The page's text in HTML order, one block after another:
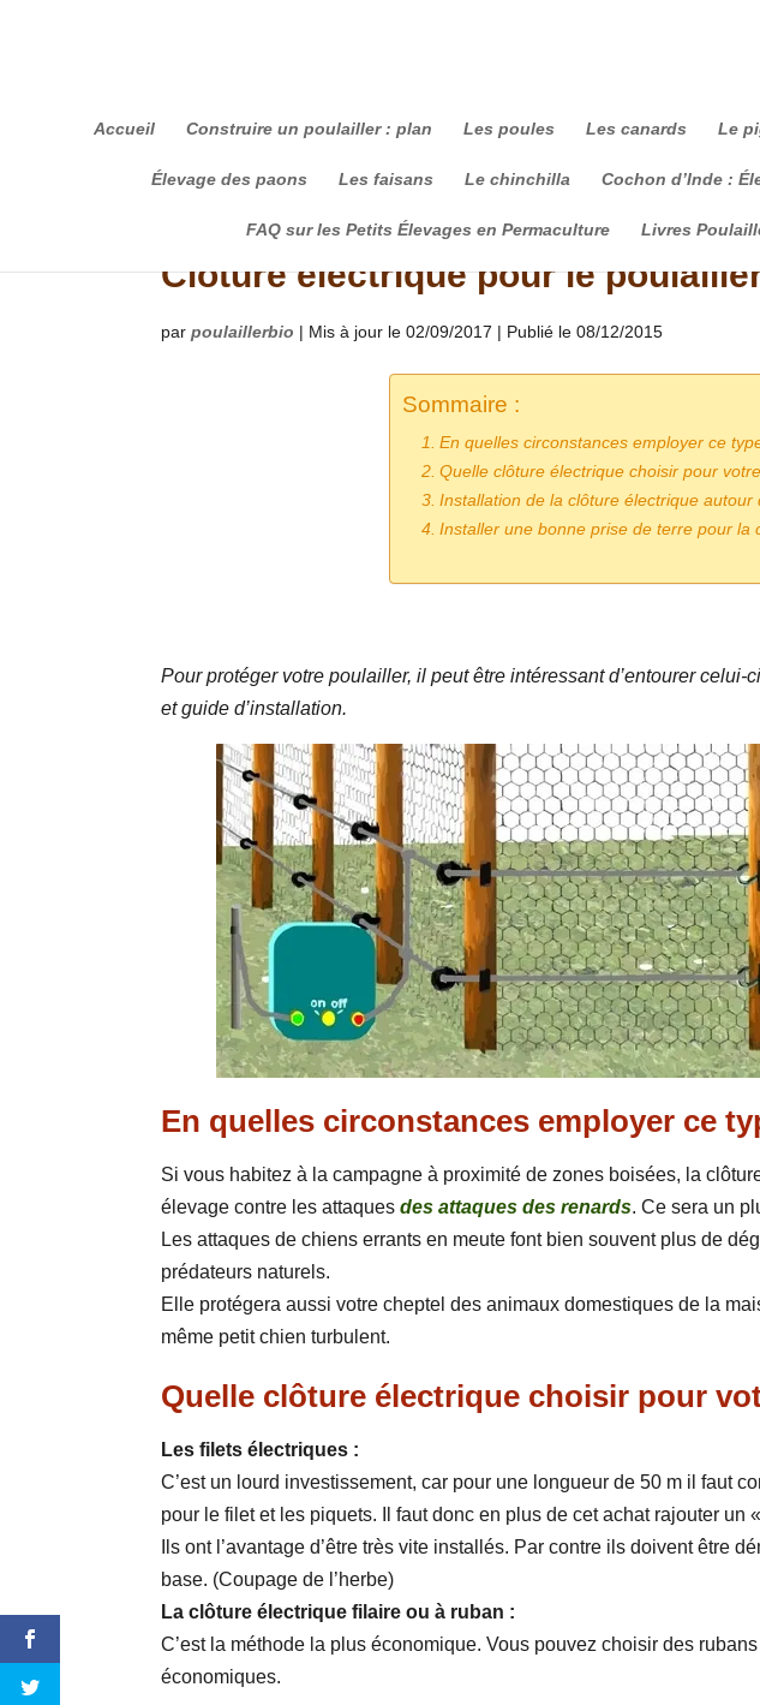
Accueil Construire un poulailler : plan Les poules Les canards Le
Élevage des paons Les faisans Le chinchilla Cochon d’Inde :
FAQ sur les Petits Élevages en Permaculture Livres
Clôture électrique pour le
parpoulaillerbio | Mis à jour le 02/09/2017 | Publié le 08/12/2015
Sommaire :
En quelles circonstances employer ce
Quelle clôture électrique choisir pour
Installation de la clôture électrique autour
Installer une bonne prise de terre pour la
Pour protéger votre poulailler, il peut être intéressant d’entourer
et guide d’installation.
En quelles circonstances employer ce
Si vous habitez à la campagne à proximité de zones boisées, la
élevage contre les attaquesdes attaques des renards. Ce sera un
Les attaques de chiens errants en meute font bien souvent plus de
prédateurs naturels.
Elle protégera aussi votre cheptel des animaux domestiques de la
même petit chien turbulent.
Quelle clôture électrique choisir pour
Les filets électriques :
C’est un lourd investissement, car pour une longueur de 50 m il faut
pour le filet et les piquets. Il faut donc en plus de cet achat rajouter un
Ils ont l’avantage d’être très vite installés. Par contre ils doivent être
base. (Coupage de l’herbe)
La clôture électrique filaire ou à ruban :
C’est la méthode la plus économique. Vous pouvez choisir des
économiques.